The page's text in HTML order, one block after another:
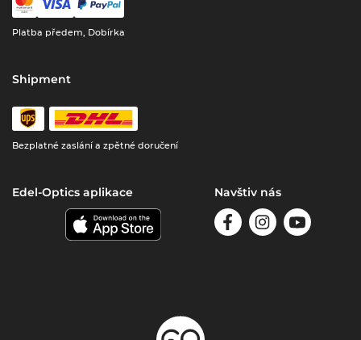
Platba předem, Dobírka
Shipment
Bezplatné zaslání a zpětné doručení
Edel-Optics aplikace Navštiv nás